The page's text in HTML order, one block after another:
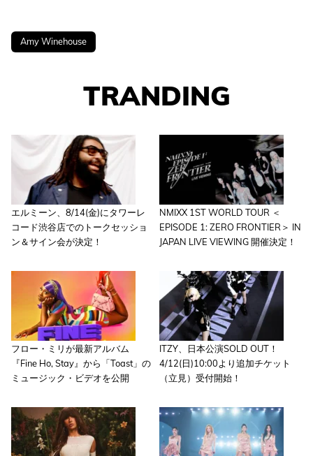
Amy Winehouse
TRANDING
エルミーン、8/14(金)にタワーレ
コード渋谷店でのトークセッショ
ン＆サイン会が決定！
NMIXX 1ST WORLD TOUR ＜
EPISODE 1: ZERO FRONTIER＞ IN
JAPAN LIVE VIEWING 開催決定！
フロー・ミリが最新アルバム
『Fine Ho, Stay』から「Toast」の
ミュージック・ビデオを公開
ITZY、日本公演SOLD OUT！
4/12(日)10:00より追加チケット
（立見）受付開始！